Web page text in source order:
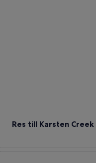
Res till Karsten